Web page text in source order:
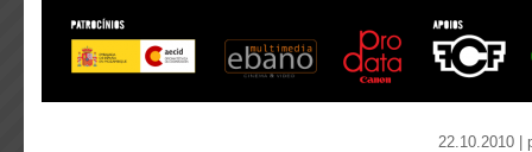
22.10.2010 |